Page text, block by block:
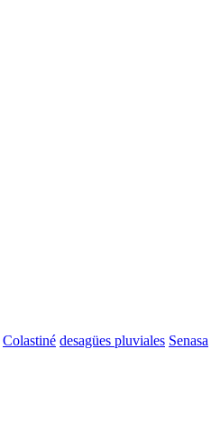
Colastiné desagües pluviales Senasa